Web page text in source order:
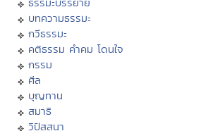
บทความธรรมะ
กวีธรรมะ
คติธรรม คำคม โดนใจ
กรรม
ศีล
บุญทาน
สมาธิ
วิปัสสนา